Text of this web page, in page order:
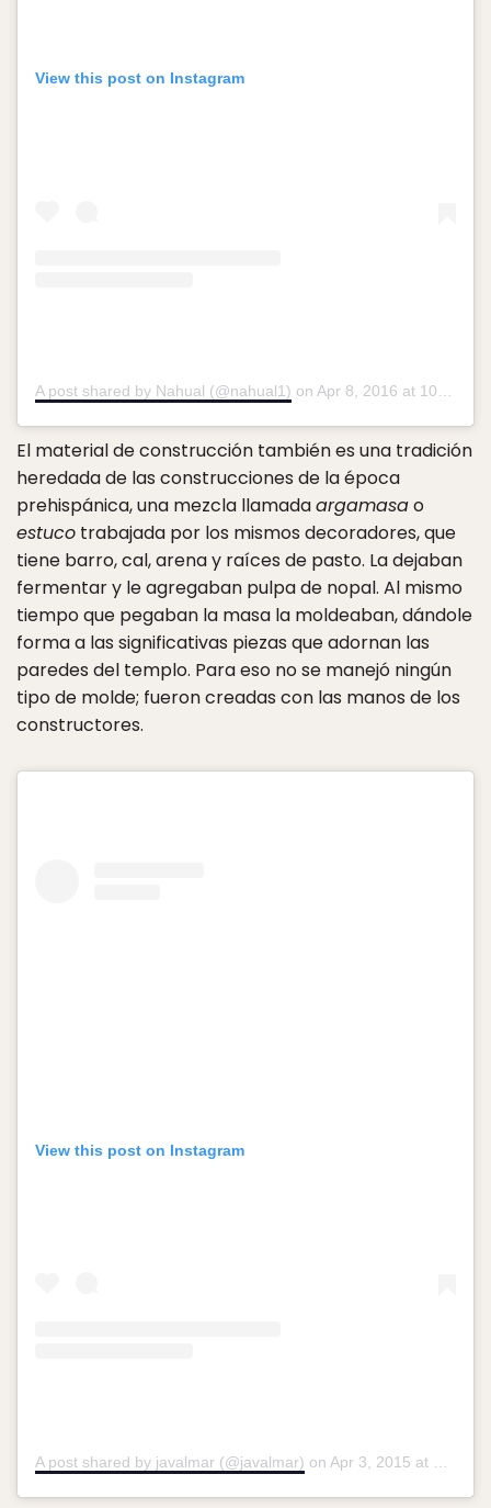
View this post on Instagram
A post shared by Nahual (@nahual1) on Apr 8, 2016 at 10:25am PDT
El material de construcción también es una tradición
heredada de las construcciones de la época
prehispánica, una mezcla llamadaargamasao
estuco trabajada por los mismos decoradores, que
tiene barro, cal, arena y raíces de pasto. La dejaban
fermentar y le agregaban pulpa de nopal. Al mismo
tiempo que pegaban la masa la moldeaban, dándole
forma a las significativas piezas que adornan las
paredes del templo. Para eso no se manejó ningún
tipo de molde; fueron creadas con las manos de los
constructores.
View this post on Instagram
A post shared by javalmar (@javalmar) on Apr 3, 2015 at 6:55pm PDT